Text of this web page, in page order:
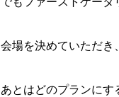
会場を決めていただき
あとはどのプランに